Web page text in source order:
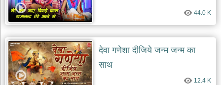
44.0 K
देवा गणेशा दीजिये जन्म जन्म का
साथ
12.4 K